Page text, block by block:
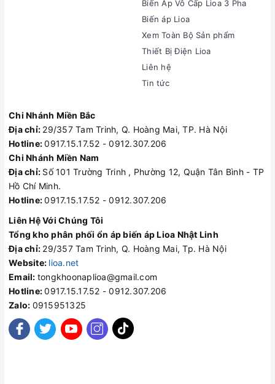
Biến Áp Vô Cấp Lioa 3 Pha
Biến áp Lioa
Xem Toàn Bộ Sản phẩm
Thiết Bị Điện Lioa
Liên hệ
Tin tức
Chi Nhánh Miền Bắc
Địa chỉ: 29/357 Tam Trinh, Q. Hoàng Mai, TP. Hà Nội
Hotline:0917.15.17.52 - 0912.307.206
Chi Nhánh Miền Nam
Địa chỉ: Số 101 Trường Trinh , Phường 12, Quận Tân Bình - TP
Hồ Chí Minh.
Hotline:0917.15.17.52 - 0912.307.206
Liên Hệ Với Chúng Tôi
Tổng kho phân phối ổn áp biến áp Lioa Nhật Linh
Địa chỉ: 29/357 Tam Trinh, Q. Hoàng Mai, Tp. Hà Nội
Website: lioa.net
Email: tongkhoonaplioa@gmail.com
Hotline:0917.15.17.52 - 0912.307.206
Zalo: 0915951325